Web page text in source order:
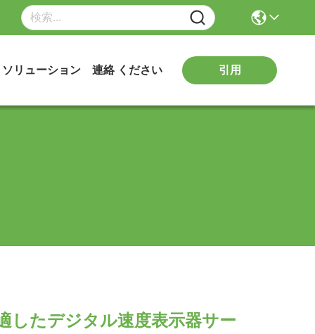
ソリューション 連絡 ください 引用
したデジタル速度表示器サー